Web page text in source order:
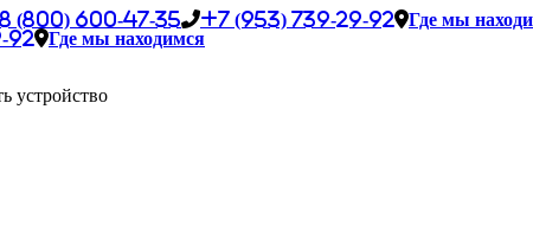
8 (800) 600-47-35 +7 (953) 739-29-92
Где мы
92
Где мы находимся
устройство